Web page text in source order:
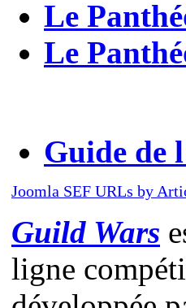
Le
Le
Guide de
Joomla SEF URLs by
Guild Wars
ligne